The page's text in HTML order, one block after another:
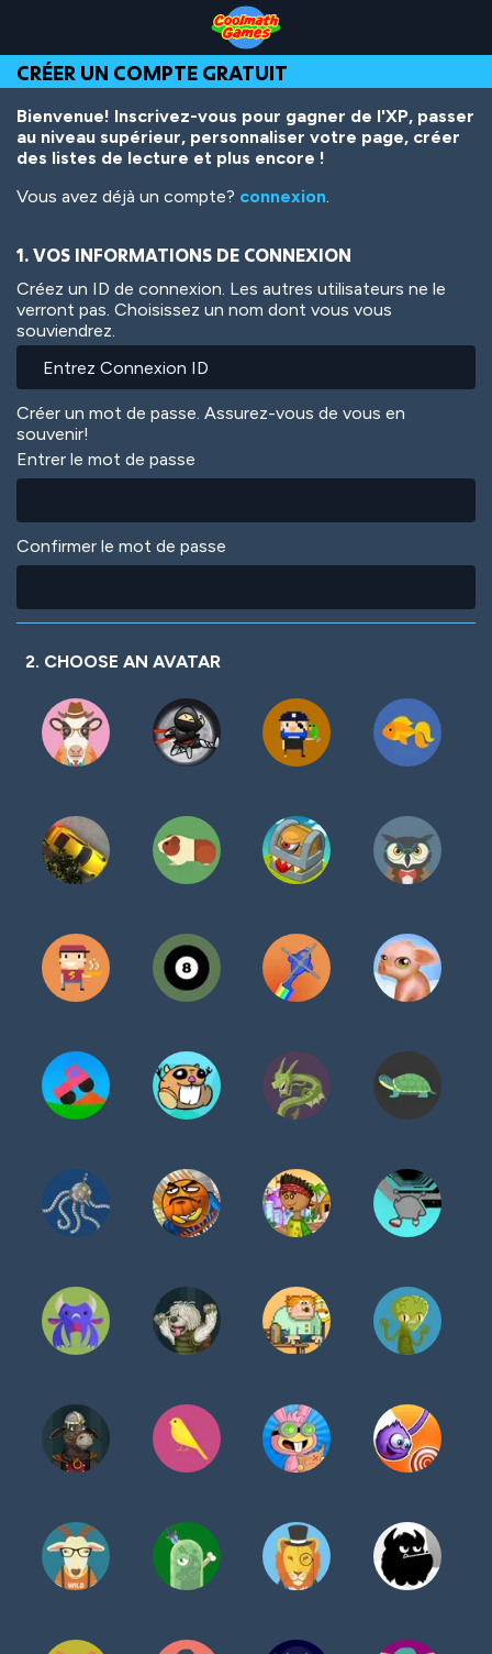
Top
of
Page
Navigation
Main
Content
Footer
contenu
principal
CRÉER UN COMPTE GRATUIT
Bienvenue! Inscrivez-vous pour gagner de l'XP, passer
au niveau supérieur, personnaliser votre page, créer
des listes de lecture et plus encore !
Vous avez déjà un compte? connexion.
1. VOS INFORMATIONS DE CONNEXION
Créez un ID de connexion. Les autres utilisateurs ne le
verront pas. Choisissez un nom dont vous vous
souviendrez.
Créer un mot de passe. Assurez-vous de vous en
souvenir!
Entrer le mot de passe
Confirmer le mot de passe
2. CHOOSE AN AVATAR